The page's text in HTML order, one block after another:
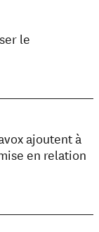
le
ajoutent à
en relation